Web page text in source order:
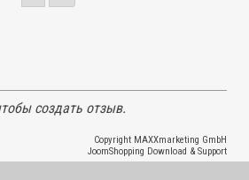
создать отзыв.
Copyright MAXXmarketing GmbH
JoomShopping Download & Support